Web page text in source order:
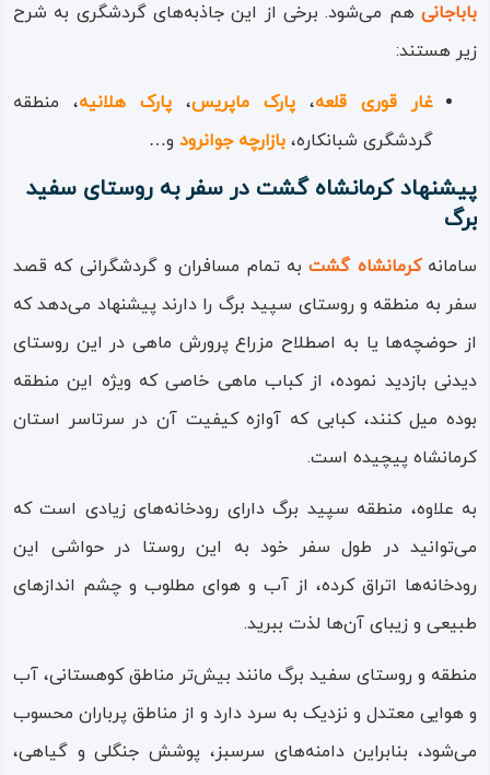
باباجانی هم می‌شود. برخی از این جاذبه‌های گردشگری به شرح
زیر هستند:
غار قوری‌‌ قلعه،پارک ماپریس،پارک هلانیه، منطقه
گردشگری شبانکاره، بازارچه جوانرود و…
پیشنهاد کرمانشاه گشت در سفر به روستای سفید
برگ
سامانهکرمانشاه گشتبه تمام مسافران و گردشگرانی که قصد
سفر به منطقه و روستای سپید برگ را دارند پیشنهاد می‌دهد که
از حوضچه‌ها یا به اصطلاح مزراع پرورش ماهی در این روستای
دیدنی بازدید نموده، از کباب ماهی خاصی که ویژه این منطقه
بوده میل کنند، کبابی که آوازه کیفیت آن در سرتاسر استان
کرمانشاه پیچیده است.
به علاوه، منطقه سپید برگ دارای رودخانه‌های زیادی است که
می‌توانید در طول سفر خود به این روستا در حواشی این
رودخانه‌ها اتراق کرده، از آب و هوای مطلوب و چشم‌ اندازهای
طبیعی و زیبای آن‌ها لذت ببرید.
منطقه و روستای سفید برگ مانند بیش‌تر مناطق کوهستانی، آب
و هوایی معتدل و نزدیک به سرد دارد و از مناطق پرباران محسوب
می‌شود، بنابراین دامنه‌های سرسبز، پوشش جنگلی و گیاهی،